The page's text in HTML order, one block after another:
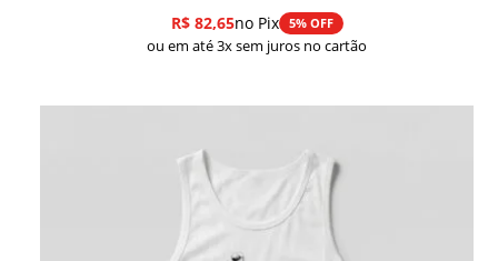
R$82,65no Pix 5% OFF
ou em até 3x sem juros no cartão